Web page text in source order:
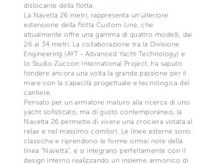
dislocante della flotta.
La Navetta 26 metri, rappresenta un’ulteriore
estensione della flotta Custom Line, che
attualmente offre una gamma di quattro modelli, dai
26 ai 34 metri. La collaborazione tra la Divisione
Engineering (AYT - Advanced Yacht Technology) e
lo Studio Zuccon International Project, ha saputo
fondere ancora una volta la grande passione per il
mare con la capacità progettuale e tecnologica del
cantiere.
Pensato per un armatore maturo alla ricerca di uno
yacht sofisticato, ma di gusto contemporaneo, la
Navetta 26 permette di vivere una crociera votata al
relax e nel massimo comfort. Le linee esterne sono
classiche e riprendono le forme ormai note della
linea “Navetta”, e si integrano perfettamente con il
design interno realizzando un insieme armonico di